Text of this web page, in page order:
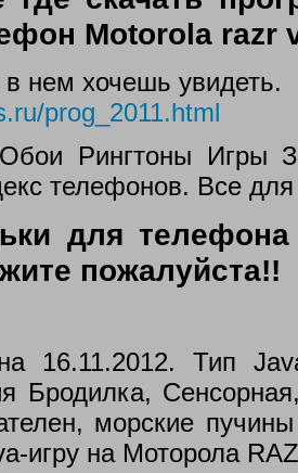
Motorola razr
нем хочешь увидеть.
prog_2011.html
Рингтоны Игры
телефонов. Все
для
пожалуйста!!
16.11.2012. Тип
Бродилка,
морские
игру на Моторола